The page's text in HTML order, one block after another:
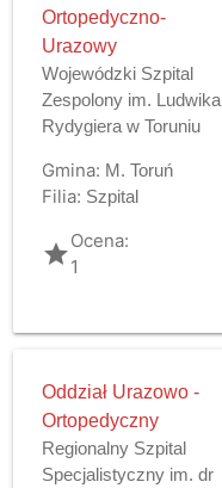
Ortopedyczno-
Urazowy
Wojewódzki Szpital
Zespolony im. Ludwika
Rydygiera w Toruniu
Gmina: M. Toruń
Filia: Szpital
gradeOcena:
1
Oddział Urazowo -
Ortopedyczny
Regionalny Szpital
Specjalistyczny im. dr